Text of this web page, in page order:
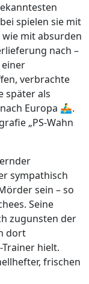
spielen sie mit
mit absurden
nach –
einer
verbrachte
später als
Europa 🚣‍♂️.
„PS-Wahn
sympathisch
sein – so
Seine
zugunsten der
dort
hielt.
frischen